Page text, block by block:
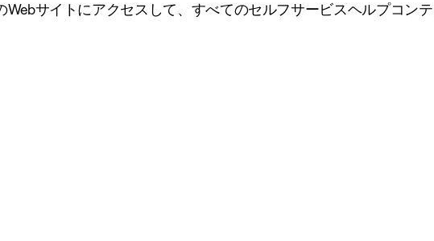
サイトにアクセスして、すべてのセルフサービスヘルプコン